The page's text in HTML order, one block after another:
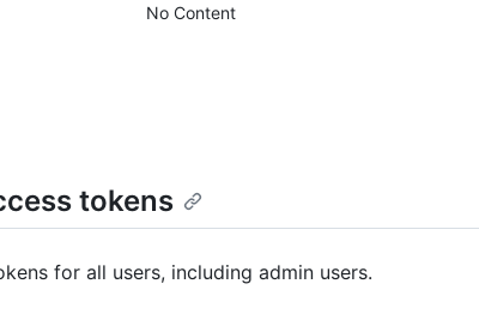
No Content
tokens
for all users, including admin users.